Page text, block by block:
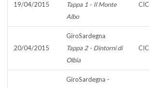
19/04/2015
Tappa 1 - Il Monte
Albo
CIC
20/04/2015
GiroSardegna
Tappa 2 - Dintorni di
Olbia
CIC
GiroSardegna -